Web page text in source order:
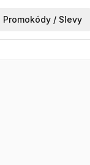
Promokódy / Slevy